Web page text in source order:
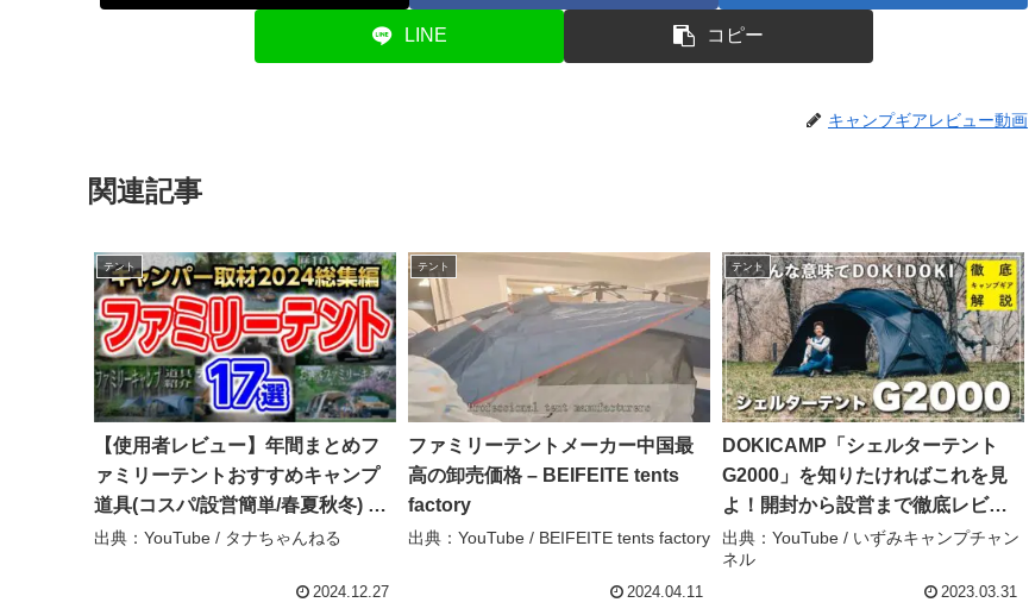
LINE コピー
キャンプギアレビュー動画
関連記事
テント
【使用者レビュー】年間まとめフ
ァミリーテントおすすめキャンプ
道具(コスパ/設営簡単/春夏秋冬) –
タナちゃんねる
出典：YouTube / タナちゃんねる
2024.12.27
テント
ファミリーテントメーカー中国最
高の卸売価格 – BEIFEITE tents
factory
出典：YouTube / BEIFEITE tents factory
2024.04.11
テント
DOKICAMP「シェルターテント
G2000」を知りたければこれを見
よ！開封から設営まで徹底レビュ
ー！ – いずみキャンプチャンネル
出典：YouTube / いずみキャンプチャン
ネル
2023.03.31